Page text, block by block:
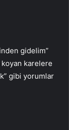
gidelim”
karelere
gibi yorumlar